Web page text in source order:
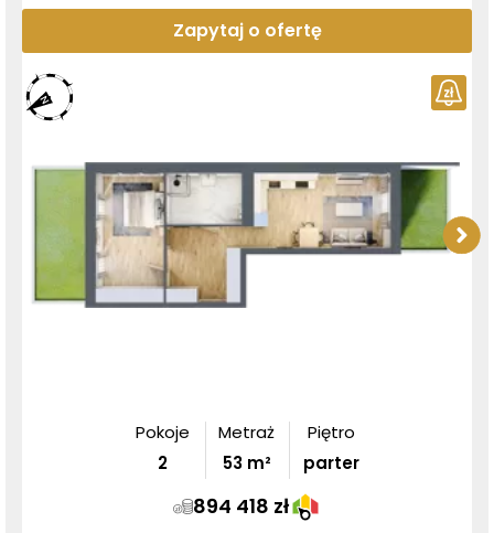
Zapytaj o ofertę
Pokoje
2
Metraż
53m²
Piętro
parter
894 418 zł